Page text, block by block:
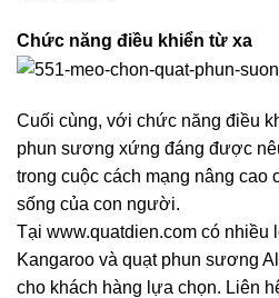
Chức năng điều khiển từ xa
Cuối cùng, với chức năng điều
phun sương xứng đáng được
trong cuộc cách mạng nâng cao
sống của con người.
Tại www.quatdien.com có nhiều
Kangaroo và quạt phun sương
cho khách hàng lựa chọn. Liên